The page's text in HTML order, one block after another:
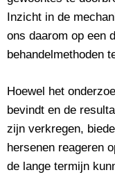
Inzicht in de
ons daarom op een
behandelmethoden
Hoewel het
bevindt en de
zijn verkregen,
hersenen reageren
de lange termijn